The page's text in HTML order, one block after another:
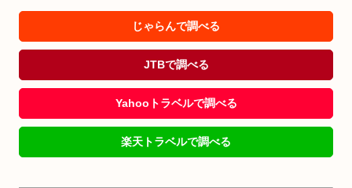
じゃらんで調べる
JTBで調べる
Yahooトラベルで調べる
楽天トラベルで調べる